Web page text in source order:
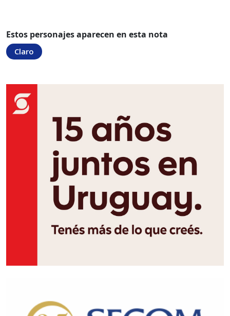
Estos personajes aparecen en esta nota
Claro